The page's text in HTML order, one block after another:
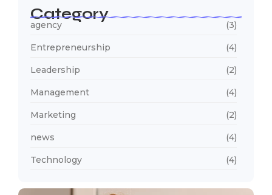
Category
agency (3)
Entrepreneurship (4)
Leadership (2)
Management (4)
Marketing (2)
news (4)
Technology (4)